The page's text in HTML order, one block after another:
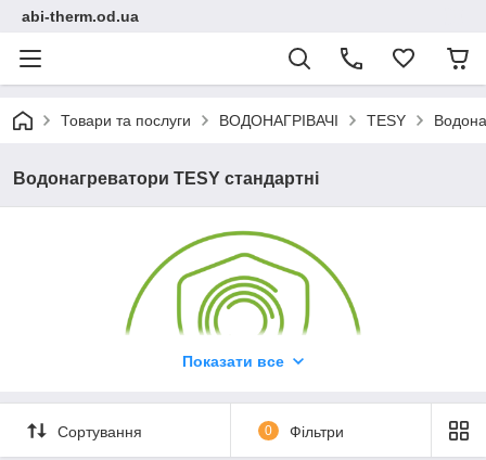
abi-therm.od.ua
Товари та послуги ВОДОНАГРІВАЧІ TESY
Водонагреватори TESY стандартні
Показати все
Сортування 0 Фільтри